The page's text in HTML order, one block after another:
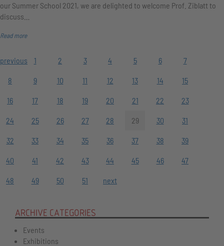
our Summer School 2021, we are delighted to welcome Prof. Ziblatt to
discuss…
Read more
previous 1 2 3 4 5 6 7
8 9 10 11 12 13 14 15
16 17 18 19 20 21 22 23
24 25 26 27 28 29 30 31
32 33 34 35 36 37 38 39
40 41 42 43 44 45 46 47
48 49 50 51 next
ARCHIVE CATEGORIES
Events
Exhibitions